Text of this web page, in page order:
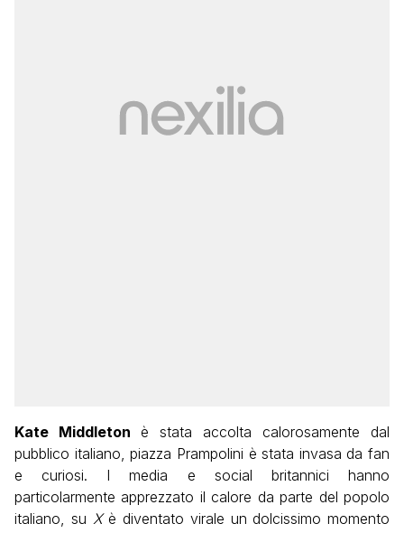
Kate Middleton è stata accolta calorosamente dal
pubblico italiano, piazza Prampolini è stata invasa da fan
e curiosi. I media e social britannici hanno
particolarmente apprezzato il calore da parte del popolo
italiano, su Xè diventato virale un dolcissimo momento